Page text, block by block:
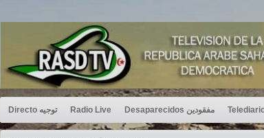
Directo توجيه Radio Live Desaparecidos مفقودين